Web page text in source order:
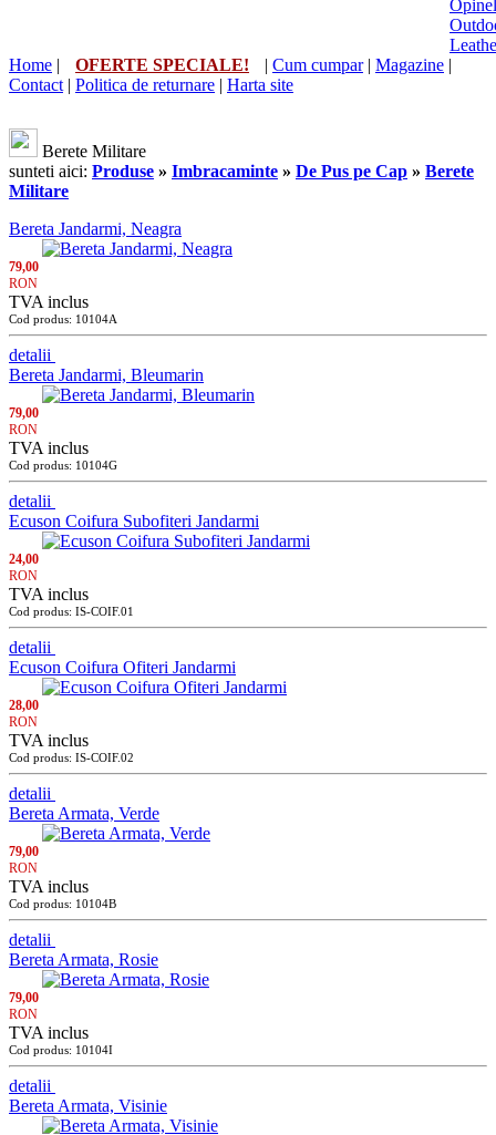
Opinel
Home | OFERTE SPECIALE! | Cum cumpar| Magazine |
Contact | Politica de returnare | Harta site
Berete Militare
sunteti aici: Produse » Imbracaminte » De Pus pe Cap » Berete
Militare
Bereta Jandarmi, Neagra
79,00
RON
TVA inclus
Cod produs: 10104A
detalii
Bereta Jandarmi, Bleumarin
79,00
RON
TVA inclus
Cod produs: 10104G
detalii
Ecuson Coifura Subofiteri Jandarmi
24,00
RON
TVA inclus
Cod produs: IS-COIF.01
detalii
Ecuson Coifura Ofiteri Jandarmi
28,00
RON
TVA inclus
Cod produs: IS-COIF.02
detalii
Bereta Armata, Verde
79,00
RON
TVA inclus
Cod produs: 10104B
detalii
Bereta Armata, Rosie
79,00
RON
TVA inclus
Cod produs: 10104I
detalii
Bereta Armata, Visinie